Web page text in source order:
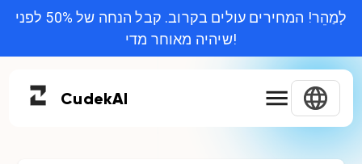
לְמַהֵר! המחירים עולים בקרוב. קבל הנחה של 50% לפני
שיהיה מאוחר מדי!
CudekAI